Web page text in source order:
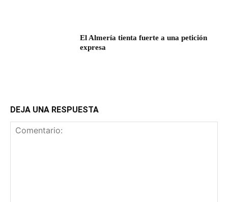
El Almería tienta fuerte a una petición
expresa
DEJA UNA RESPUESTA